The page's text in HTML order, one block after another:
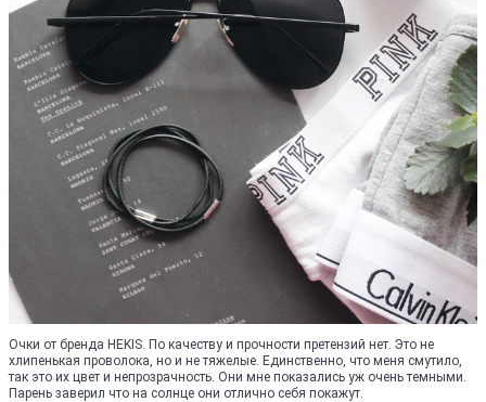
Очки от бренда HEKIS. По качеству и прочности претензий нет. Это не
хлипенькая проволока, но и не тяжелые. Единственно, что меня смутило,
так это их цвет и непрозрачность. Они мне показались уж очень темными.
Парень заверил что на солнце они отлично себя покажут.